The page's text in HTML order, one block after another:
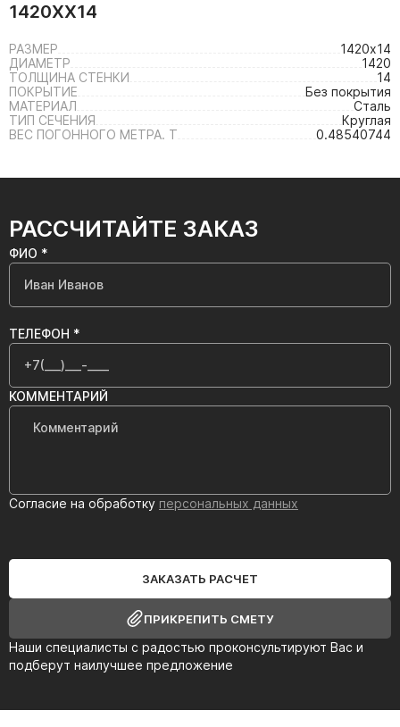
1420ХХ14
РАЗМЕР
1420х14
ДИАМЕТР
1420
ТОЛЩИНА СТЕНКИ
14
ПОКРЫТИЕ
Без покрытия
МАТЕРИАЛ
Сталь
ТИП СЕЧЕНИЯ
Круглая
ВЕС ПОГОННОГО МЕТРА. Т
0.48540744
РАССЧИТАЙТЕ ЗАКАЗ
Наши специалисты с радостью проконсультируют Вас и
подберут наилучшее предложение
ФИО *
ТЕЛЕФОН *
КОММЕНТАРИЙ
Согласие на обработку персональных данных
ЗАКАЗАТЬ РАСЧЕТ
ПРИКРЕПИТЬ СМЕТУ